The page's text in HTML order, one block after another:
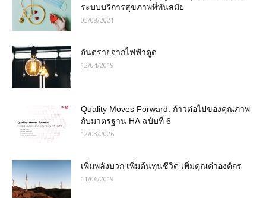
ระบบบริการสุขภาพที่ทันสมัย
03/08/2021
อันตรายจากไฟฟ้าดูด
12/04/2019
Quality Moves Forward: ก้าวต่อไปของคุณภาพ
กับมาตรฐาน HA ฉบับที่ 6
12/03/2026
เพิ่มพลังบวก เพิ่มต้นทุนชีวิต เพิ่มคุณค่าองค์กร
11/06/2019